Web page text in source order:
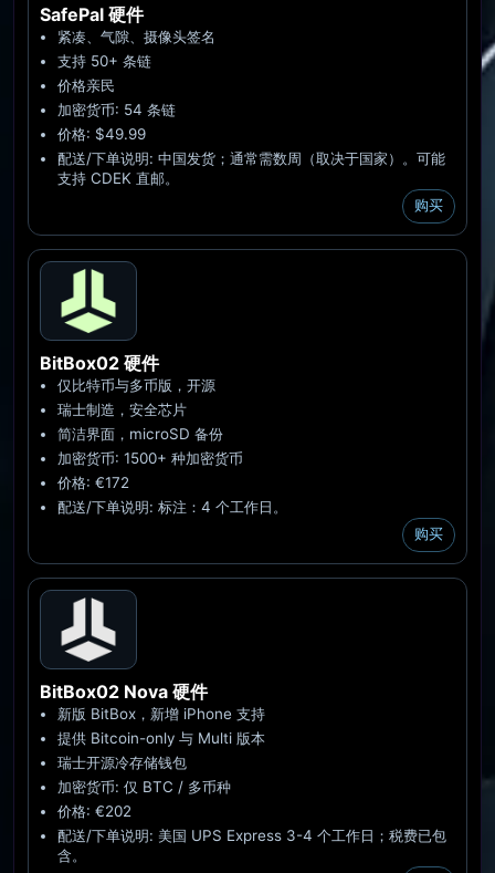
SafePal 硬件
紧凑、气隙、摄像头签名
支持 50+ 条链
价格亲民
加密货币: 54 条链
价格: $49.99
配送/下单说明: 中国发货；通常需数周（取决于国家）。可能
支持 CDEK 直邮。
购买
BitBox02 硬件
仅比特币与多币版，开源
瑞士制造，安全芯片
简洁界面，microSD 备份
加密货币: 1500+ 种加密货币
价格: €172
配送/下单说明: 标注：4 个工作日。
购买
BitBox02 Nova 硬件
新版 BitBox，新增 iPhone 支持
提供 Bitcoin-only 与 Multi 版本
瑞士开源冷存储钱包
加密货币: 仅 BTC / 多币种
价格: €202
配送/下单说明: 美国 UPS Express 3-4 个工作日；税费已包
含。